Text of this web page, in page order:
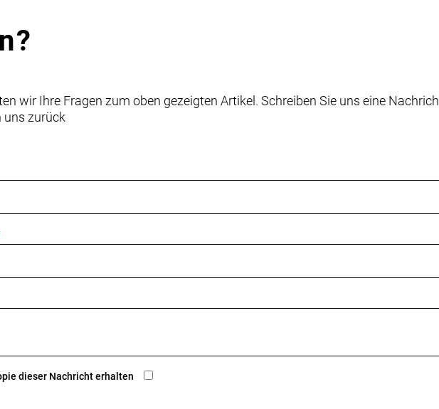
wir Ihre Fragen zum oben gezeigten Artikel. Schreiben Sie uns eine
uns zurück
dieser Nachricht erhalten